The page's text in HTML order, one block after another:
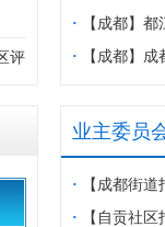
评
理服务项目
·
【成都】
管理站2026
·
【成都】
业主委员
·
【成都街
消防演练
·
【自贡社